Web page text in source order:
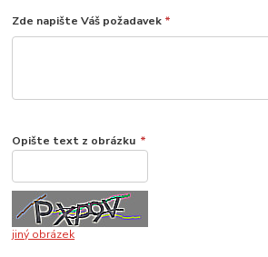
Zde napište Váš požadavek *
Opište text z obrázku *
jiný obrázek